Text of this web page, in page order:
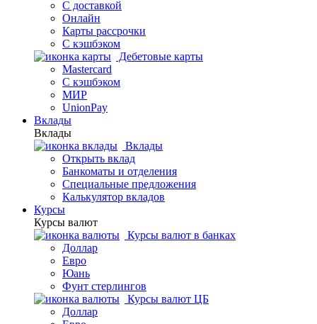
С доставкой
Онлайн
Карты рассрочки
С кэшбэком
Дебетовые карты
Mastercard
С кэшбэком
МИР
UnionPay
Вклады
Вклады
Вклады
Открыть вклад
Банкоматы и отделения
Специальные предложения
Калькулятор вкладов
Курсы
Курсы валют
Курсы валют в банках
Доллар
Евро
Юань
Фунт стерлингов
Курсы валют ЦБ
Доллар